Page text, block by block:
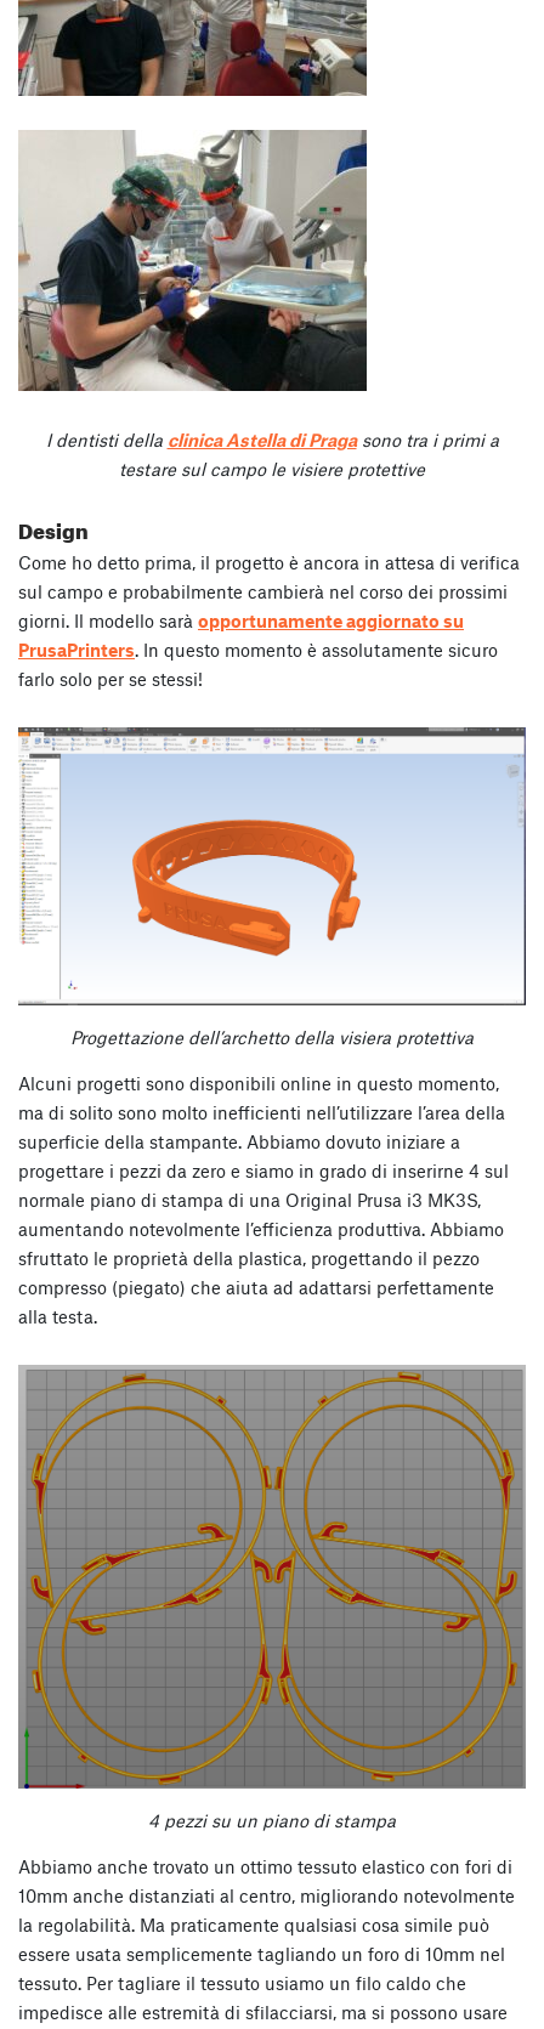
I dentisti della clinica Astella di Pragasono tra i primi a
testare sul campo le visiere protettive
Design
Come ho detto prima, il progetto è ancora in attesa di verifica
sul campo e probabilmente cambierà nel corso dei prossimi
giorni. Il modello sarà opportunamente aggiornato su
PrusaPrinters. In questo momento è assolutamente sicuro
farlo solo per se stessi!
Progettazione dell’archetto della visiera protettiva
Alcuni progetti sono disponibili online in questo momento,
ma di solito sono molto inefficienti nell’utilizzare l’area della
superficie della stampante. Abbiamo dovuto iniziare a
progettare i pezzi da zero e siamo in grado di inserirne 4 sul
normale piano di stampa di una Original Prusa i3 MK3S,
aumentando notevolmente l’efficienza produttiva. Abbiamo
sfruttato le proprietà della plastica, progettando il pezzo
compresso (piegato) che aiuta ad adattarsi perfettamente
alla testa.
4 pezzi su un piano di stampa
Abbiamo anche trovato un ottimo tessuto elastico con fori di
10mm anche distanziati al centro, migliorando notevolmente
la regolabilità. Ma praticamente qualsiasi cosa simile può
essere usata semplicemente tagliando un foro di 10mm nel
tessuto. Per tagliare il tessuto usiamo un filo caldo che
impedisce alle estremità di sfilacciarsi, ma si possono usare